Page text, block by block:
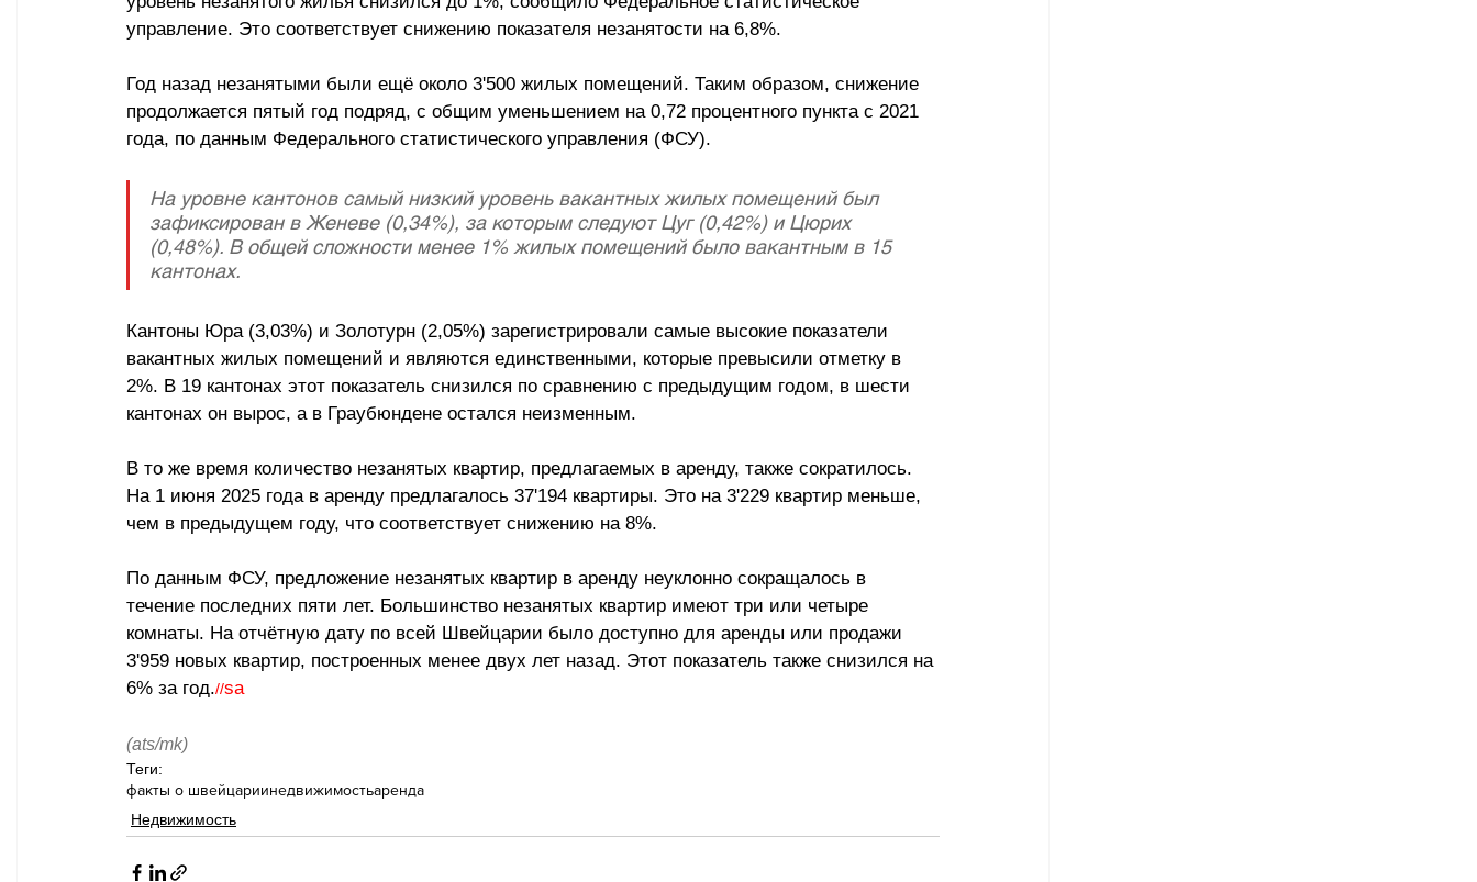
управление. Это соответствует снижению показателя незанятости на 6,8%.
Год назад незанятыми были ещё около 3'500 жилых помещений. Таким образом, снижение
продолжается пятый год подряд, с общим уменьшением на 0,72 процентного пункта с 2021
года, по данным Федерального статистического управления (ФСУ).
На уровне кантонов самый низкий уровень вакантных жилых помещений был
зафиксирован в Женеве (0,34%), за которым следуют Цуг (0,42%) и Цюрих
(0,48%). В общей сложности менее 1% жилых помещений было вакантным в 15
кантонах.
Кантоны Юра (3,03%) и Золотурн (2,05%) зарегистрировали самые высокие показатели
вакантных жилых помещений и являются единственными, которые превысили отметку в
2%. В 19 кантонах этот показатель снизился по сравнению с предыдущим годом, в шести
кантонах он вырос, а в Граубюндене остался неизменным.
В то же время количество незанятых квартир, предлагаемых в аренду, также сократилось.
На 1 июня 2025 года в аренду предлагалось 37'194 квартиры. Это на 3'229 квартир меньше,
чем в предыдущем году, что соответствует снижению на 8%.
По данным ФСУ, предложение незанятых квартир в аренду неуклонно сокращалось в
течение последних пяти лет. Большинство незанятых квартир имеют три или четыре
комнаты. На отчётную дату по всей Швейцарии было доступно для аренды или продажи
3'959 новых квартир, построенных менее двух лет назад. Этот показатель также снизился на
6% за год.//sa
(ats/mk)
Теги:
факты о швейцариинедвижимостьаренда
Недвижимость